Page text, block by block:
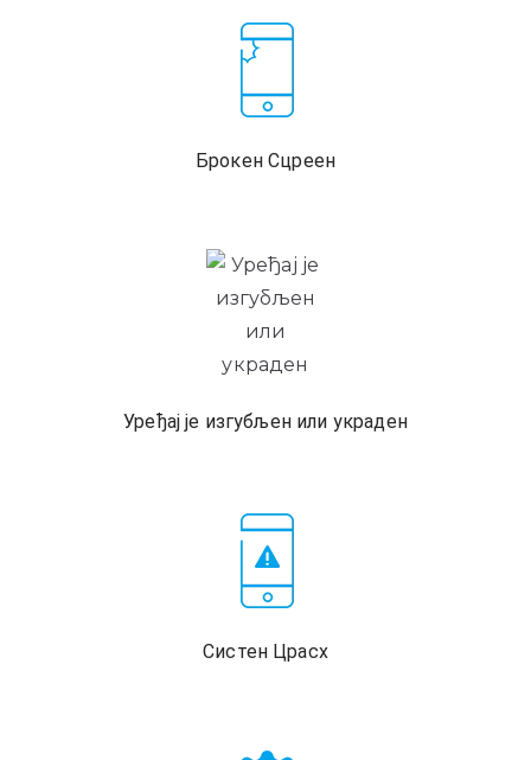
Брокен Сцреен
Уређај је изгубљен или украден
Систен Црасх